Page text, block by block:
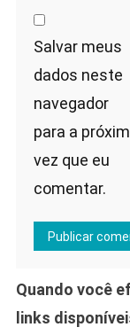
Salvar meus
dados neste
navegador
para a
vez que eu
comentar.
Quando você
links